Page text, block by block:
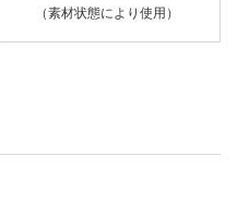
（素材状態により使用）